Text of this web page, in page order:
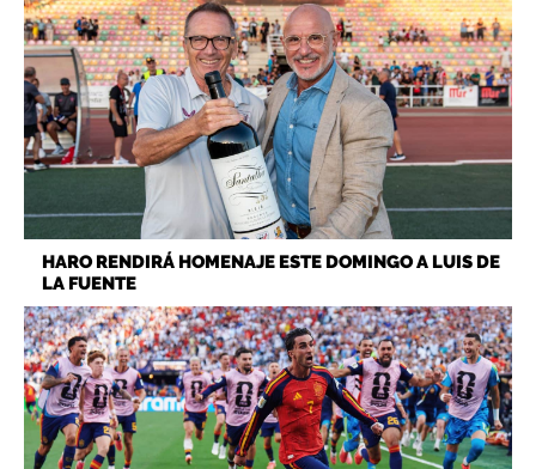
HARO RENDIRÁ HOMENAJE ESTE DOMINGO A LUIS DE
LA FUENTE